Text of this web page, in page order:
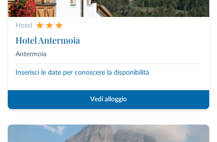
Hotel
Hotel Antermoia
Antermoia
Inserisci le date per conoscere la disponibilità
Vedi alloggio